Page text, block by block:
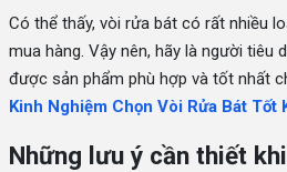
Có thể thấy, vòi rửa bát có rất nhiều
mua hàng. Vậy nên, hãy là người tiêu
được sản phẩm phù hợp và tốt nhất
Kinh Nghiệm Chọn Vòi Rửa Bát Tốt
Những lưu ý cần thiết